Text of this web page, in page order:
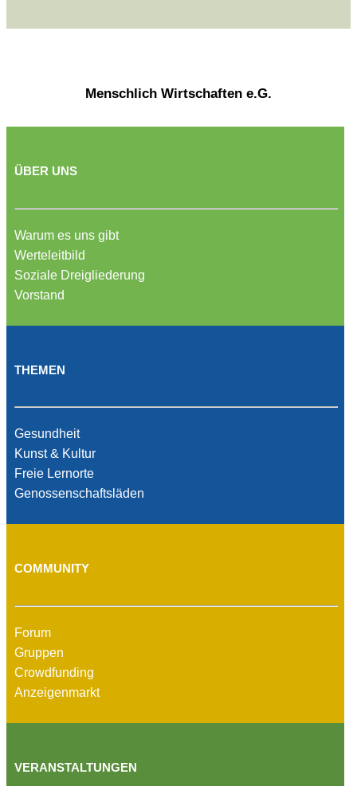
Menschlich Wirtschaften e.G.
ÜBER UNS
Warum es uns gibt
Werteleitbild
Soziale Dreigliederung
Vorstand
THEMEN
Gesundheit
Kunst & Kultur
Freie Lernorte
Genossenschaftsläden
COMMUNITY
Forum
Gruppen
Crowdfunding
Anzeigenmarkt
VERANSTALTUNGEN